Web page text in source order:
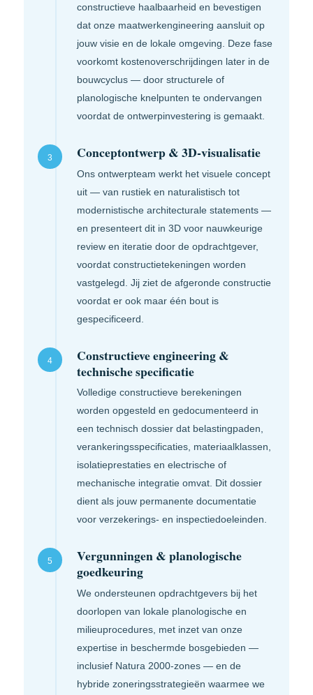
constructieve haalbaarheid en bevestigen
dat onze maatwerk­engineering aansluit op
jouw visie en de lokale omgeving. Deze fase
voorkomt kostenoverschrijdingen later in de
bouwcyclus — door structurele of
planologische knelpunten te ondervangen
voordat de ontwerpin­vestering is gemaakt.
3 Conceptontwerp & 3D-visualisatie
Ons ontwerpteam werkt het visuele concept
uit — van rustiek en naturalistisch tot
modernistische architecturale statements —
en presenteert dit in 3D voor nauwkeurige
review en iteratie door de opdrachtgever,
voordat constructietekeningen worden
vastgelegd. Jij ziet de afgeronde constructie
voordat er ook maar één bout is
gespecificeerd.
4
Constructieve engineering &
technische specificatie
Volledige constructieve berekeningen
worden opgesteld en gedocumenteerd in
een technisch dossier dat belastingpaden,
verankeringsspecificaties, materiaal­klassen,
isolatieprestaties en electrische of
mechanische integratie omvat. Dit dossier
dient als jouw permanente documentatie
voor verzekerings- en inspectiedoeleinden.
5
Vergunningen & planologische
goedkeuring
We ondersteunen opdrachtgevers bij het
doorlopen van lokale planologische en
milieuproce­dures, met inzet van onze
expertise in beschermde bosgebieden —
inclusief Natura 2000-zones — en de
hybride zoneringsstrategieën waarmee we